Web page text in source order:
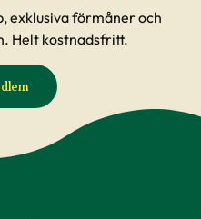
exklusiva förmåner och
Helt kostnadsfritt.